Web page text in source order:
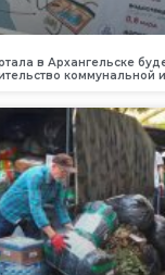
в Архангельске
коммунальной